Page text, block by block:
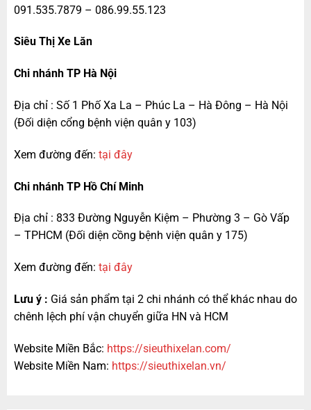
091.535.7879 – 086.99.55.123
Siêu Thị Xe Lăn
Chi nhánh TP Hà Nội
Địa chỉ : Số 1 Phố Xa La – Phúc La – Hà Đông – Hà Nội
(Đối diện cổng bệnh viện quân y 103)
Xem đường đến: tại đây
Chi nhánh TP Hồ Chí Minh
Địa chỉ : 833 Đường Nguyễn Kiệm – Phường 3 – Gò Vấp
– TPHCM (Đối diện cồng bệnh viện quân y 175)
Xem đường đến: tại đây
Lưu ý : Giá sản phẩm tại 2 chi nhánh có thể khác nhau do
chênh lệch phí vận chuyển giữa HN và HCM
Website Miền Bắc: https://sieuthixelan.com/
Website Miền Nam: https://sieuthixelan.vn/